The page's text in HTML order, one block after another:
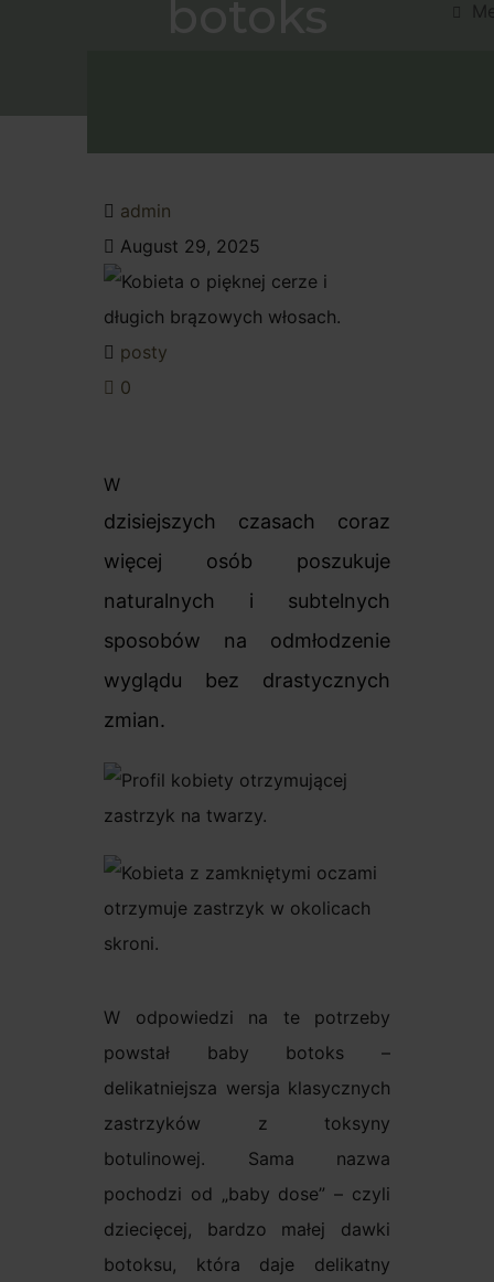
admin
August 29, 2025
posty
0
W
dzisiejszych czasach coraz
więcej osób poszukuje
naturalnych i subtelnych
sposobów na odmłodzenie
wyglądu bez drastycznych
zmian.
W odpowiedzi na te potrzeby
powstał baby botoks –
delikatniejsza wersja klasycznych
zastrzyków z toksyny
botulinowej. Sama nazwa
pochodzi od „baby dose” – czyli
dziecięcej, bardzo małej dawki
botoksu, która daje delikatny